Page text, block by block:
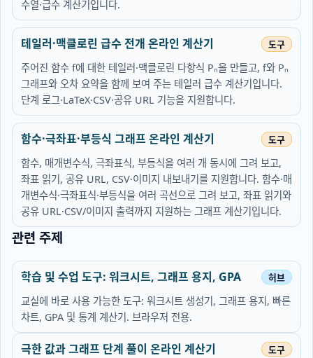
수열·급수 계산기입니다.
테일러·맥클로린 급수 전개 온라인 계산기
주어진 함수 f에 대한 테일러·맥클로린 다항식 Pₙ을 만들고, f와 Pₙ
그래프와 오차 요약을 함께 보여 주는 테일러 급수 계산기입니다.
단계 로그·LaTeX·CSV·공유 URL 기능을 지원합니다.
함수·극좌표·부등식 그래프 온라인 계산기
함수, 매개변수식, 극좌표식, 부등식을 여러 개 동시에 그려 보고,
좌표 읽기, 공유 URL, CSV·이미지 내보내기를 지원합니다. 함수·매
개변수식·극좌표식·부등식을 여러 곡선으로 그려 보고, 좌표 읽기와
공유 URL·CSV/이미지 출력까지 지원하는 그래프 계산기입니다.
관련 주제
학습 및 수업 도구: 워크시트, 그래프 용지, GPA
교실에 바로 사용 가능한 도구: 워크시트 생성기, 그래프 용지, 빠른
차트, GPA 및 통계 계산기. 브라우저 전용.
극한 값과 그래프 단계 풀이 온라인 계산기